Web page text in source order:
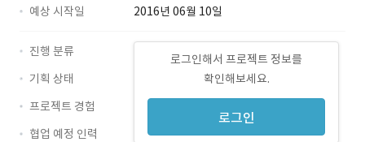
예상 시작일
2016년 06월 10일
로그인해서 프로젝트 정보를
확인해보세요.
로그인
진행 분류
기획 상태
프로젝트 경험
협업 예정 인력